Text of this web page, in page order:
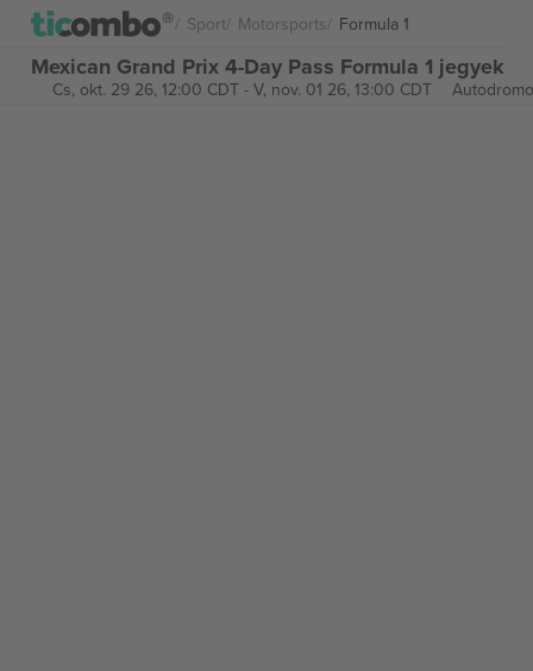
Sport Motorsports Formula 1
Mexican Grand Prix 4-Day Pass Formula 1 jegyek
Cs, okt. 29 26, 12:00 CDT- V, nov. 01 26, 13:00 CDT